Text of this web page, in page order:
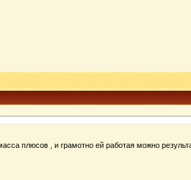
плюсов , и грамотно ей работая можно